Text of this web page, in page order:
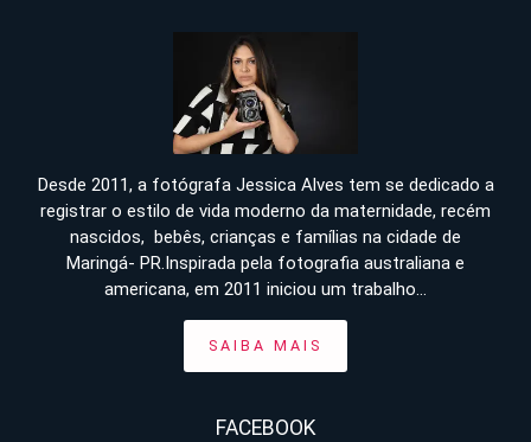
Desde 2011, a fotógrafa Jessica Alves tem se dedicado a
registrar o estilo de vida moderno da maternidade, recém
nascidos, bebês, crianças e famílias na cidade de
Maringá- PR.Inspirada pela fotografia australiana e
americana, em 2011 iniciou um trabalho...
SAIBA MAIS
FACEBOOK